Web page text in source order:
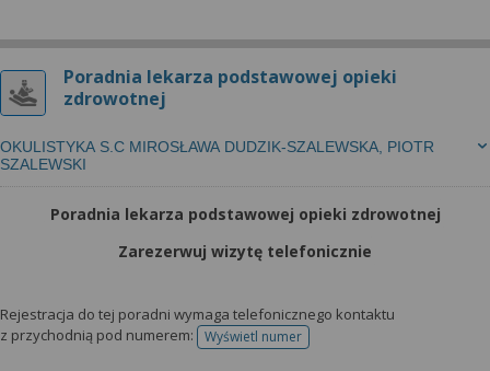
Poradnia lekarza podstawowej opieki
zdrowotnej
OKULISTYKA S.C MIROSŁAWA DUDZIK-SZALEWSKA, PIOTR
SZALEWSKI
Poradnia lekarza podstawowej opieki zdrowotnej
Zarezerwuj wizytę telefonicznie
Rejestracja do tej poradni wymaga telefonicznego kontaktu
z przychodnią pod numerem:
Wyświetl numertelefonu do rejestracji